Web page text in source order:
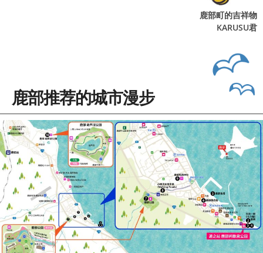
鹿部町的吉祥物
KARUSU君
鹿部推荐的城市漫步